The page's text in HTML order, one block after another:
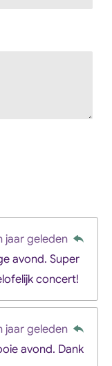
jaar geleden
avond. Super
concert!
jaar geleden
avond. Dank